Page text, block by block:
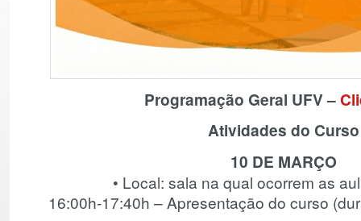
Programação Geral UFV –
Atividades do Curso
10 DE MARÇO
• Local: sala na qual ocorrem as
16:00h-17:40h – Apresentação do curso